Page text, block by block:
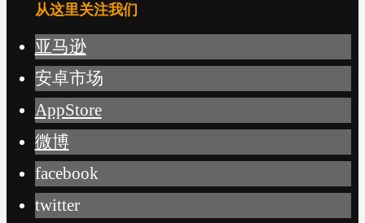
从这里关注我们
亚马逊
安卓市场
AppStore
微博
facebook
twitter